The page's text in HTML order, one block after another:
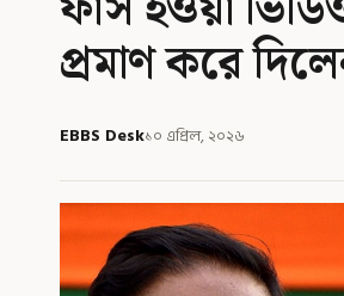
প্রমাণ করে
EBBS Desk১০ এপ্রিল, ২০২৬